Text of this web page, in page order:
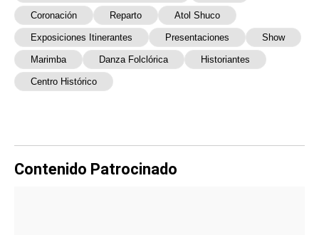
Coronación Reparto Atol Shuco
Exposiciones Itinerantes Presentaciones Show
Marimba Danza Folclórica Historiantes
Centro Histórico
Contenido Patrocinado